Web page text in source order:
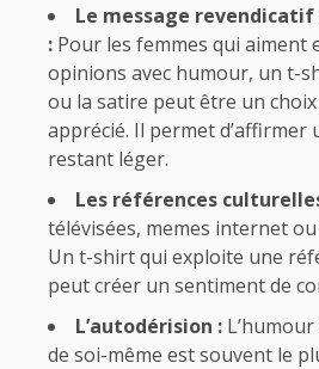
Le message
: Pour les femmes qui aiment
opinions avec humour, un t-
ou la satire peut être un
apprécié. Il permet
restant léger.
Les références
télévisées, memes internet
Un t-shirt qui exploite une
peut créer un sentiment de
L’autodérision :
de soi-même est souvent le